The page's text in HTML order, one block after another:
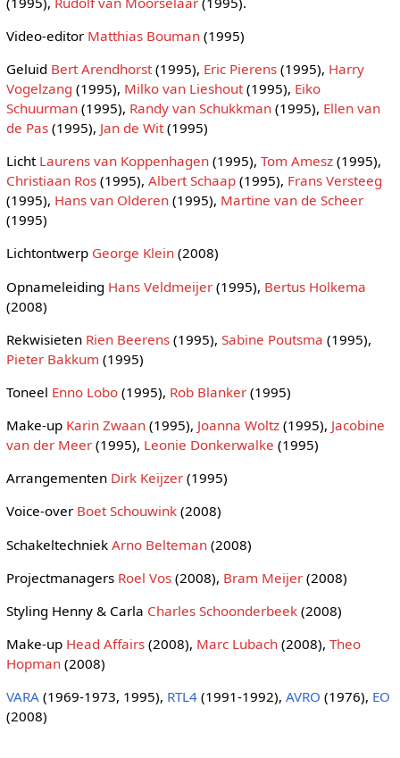
Video-editor Matthias Bouman(1995)
Geluid Bert Arendhorst(1995), Eric Pierens(1995), Harry
Vogelzang (1995), Milko van Lieshout(1995), Eiko
Schuurman(1995), Randy van Schukkman(1995), Ellen van
de Pas(1995), Jan de Wit(1995)
Licht Laurens van Koppenhagen(1995), Tom Amesz(1995),
Christiaan Ros(1995), Albert Schaap(1995), Frans Versteeg
(1995), Hans van Olderen(1995), Martine van de Scheer
(1995)
Lichtontwerp George Klein(2008)
Opnameleiding Hans Veldmeijer(1995), Bertus Holkema
(2008)
Rekwisieten Rien Beerens(1995), Sabine Poutsma (1995),
Pieter Bakkum (1995)
Toneel Enno Lobo(1995), Rob Blanker(1995)
Make-up Karin Zwaan(1995), Joanna Woltz(1995), Jacobine
van der Meer(1995), Leonie Donkerwalke (1995)
Arrangementen Dirk Keijzer(1995)
Voice-over Boet Schouwink(2008)
Schakeltechniek Arno Belteman(2008)
Projectmanagers Roel Vos(2008), Bram Meijer(2008)
Styling Henny & Carla Charles Schoonderbeek(2008)
Make-up Head Affairs(2008), Marc Lubach(2008), Theo
Hopman(2008)
VARA(1969-1973, 1995), RTL4(1991-1992), AVRO (1976), EO
(2008)